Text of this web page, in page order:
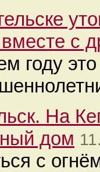
с
году
На
дом
с